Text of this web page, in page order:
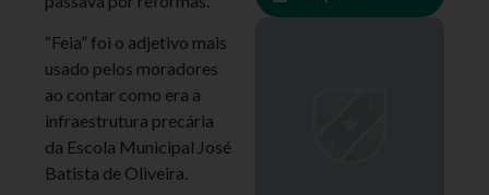
“Feia” foi o adjetivo mais
usado pelos moradores
ao contar como era a
infraestrutura precária
da Escola Municipal José
Batista de Oliveira.